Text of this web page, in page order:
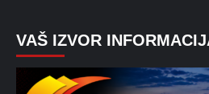
VAŠ IZVOR